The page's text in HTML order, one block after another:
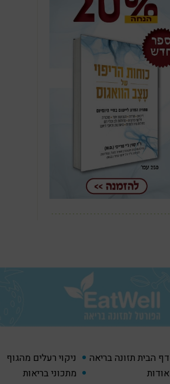
דף הבית תזונה בריאה ניקוי רעלים מהגוף
אודות
מתכוני בריאות